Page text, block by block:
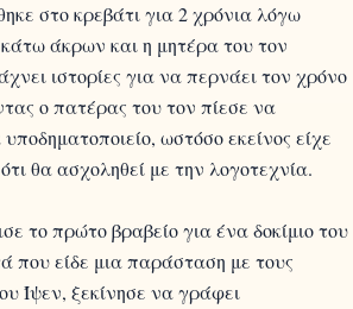
στο κρεβάτι για 2 χρόνια λόγω
άκρων και η μητέρα του τον
ιστορίες για να περνάει τον χρόνο
ο πατέρας του τον πίεσε να
ωστόσο εκείνος είχε
θα ασχοληθεί με την λογοτεχνία.
το πρώτο βραβείο για ένα δοκίμιο του
που είδε μια παράσταση με τους
Ίψεν, ξεκίνησε να γράφει